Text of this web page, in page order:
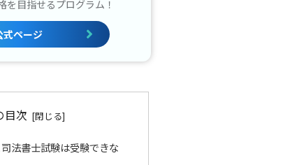
を目指せるプログラム！
式ページ
目次
法書士試験は受験できな